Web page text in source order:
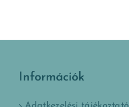
Információk